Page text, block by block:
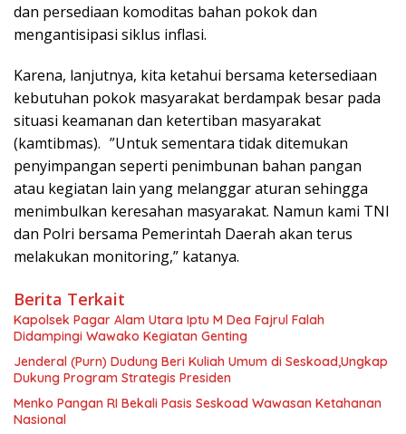
dan persediaan komoditas bahan pokok dan
mengantisipasi siklus inflasi.
Karena, lanjutnya, kita ketahui bersama ketersediaan
kebutuhan pokok masyarakat berdampak besar pada
situasi keamanan dan ketertiban masyarakat
(kamtibmas). ”Untuk sementara tidak ditemukan
penyimpangan seperti penimbunan bahan pangan
atau kegiatan lain yang melanggar aturan sehingga
menimbulkan keresahan masyarakat. Namun kami TNI
dan Polri bersama Pemerintah Daerah akan terus
melakukan monitoring,” katanya.
Berita Terkait
Kapolsek Pagar Alam Utara Iptu M Dea Fajrul Falah
Didampingi Wawako Kegiatan Genting
Jenderal (Purn) Dudung Beri Kuliah Umum di Seskoad,Ungkap
Dukung Program Strategis Presiden
Menko Pangan RI Bekali Pasis Seskoad Wawasan Ketahanan
Nasional